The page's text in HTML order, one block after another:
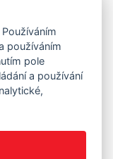
používáním
pole
a používání